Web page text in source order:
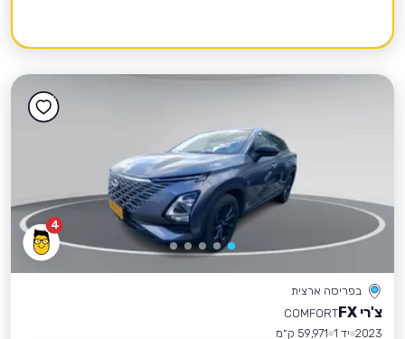
4
בפריסה ארצית
צ'רי FX
COMFORT
2023 יד 1
59,971 ק״מ